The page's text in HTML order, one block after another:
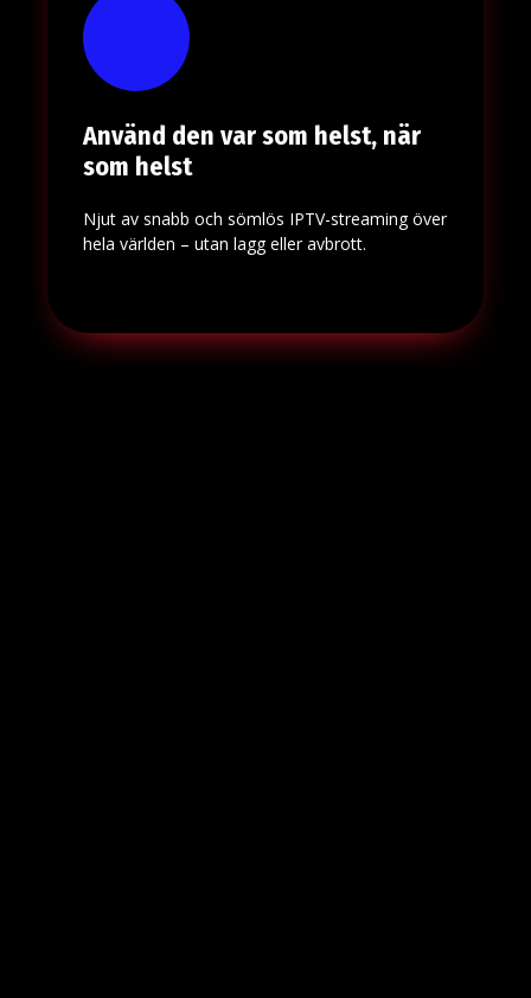
Använd den var som helst, när
som helst
Njut av snabb och sömlös IPTV-streaming över
hela världen – utan lagg eller avbrott.